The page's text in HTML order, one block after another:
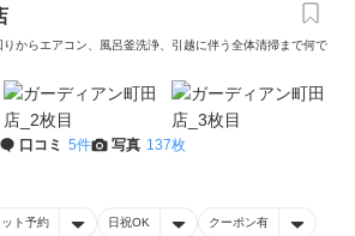
からエアコン、風呂釜洗浄、引越に伴う全体清掃まで何で
口コミ 5件 写真 137枚
ト予約 日祝OK クーポン有